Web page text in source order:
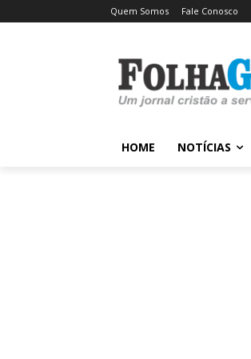
Quem Somos Fale Conosco
HOME NOTÍCIAS